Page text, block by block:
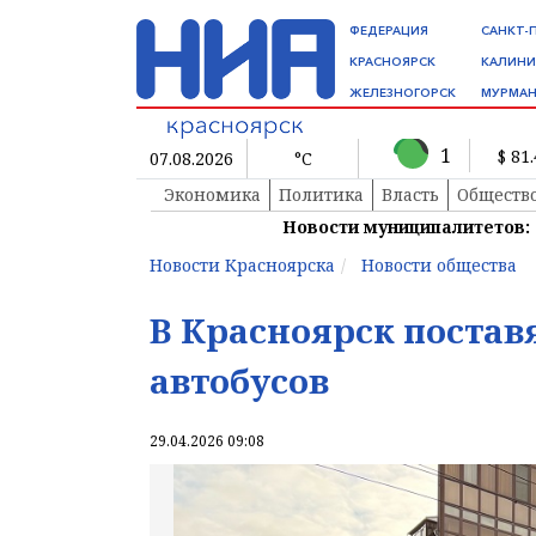
ФЕДЕРАЦИЯ
КРАСНОЯРСК
ЖЕЛЕЗНОГОРСК
САНКТ-
07.08.2026 °C 1
$
Экономика
Политика Власть
Новости муниципалитетов:
Новости Красноярска
Новости общества
В Красноярск
автобусов
29.04.2026 09:08